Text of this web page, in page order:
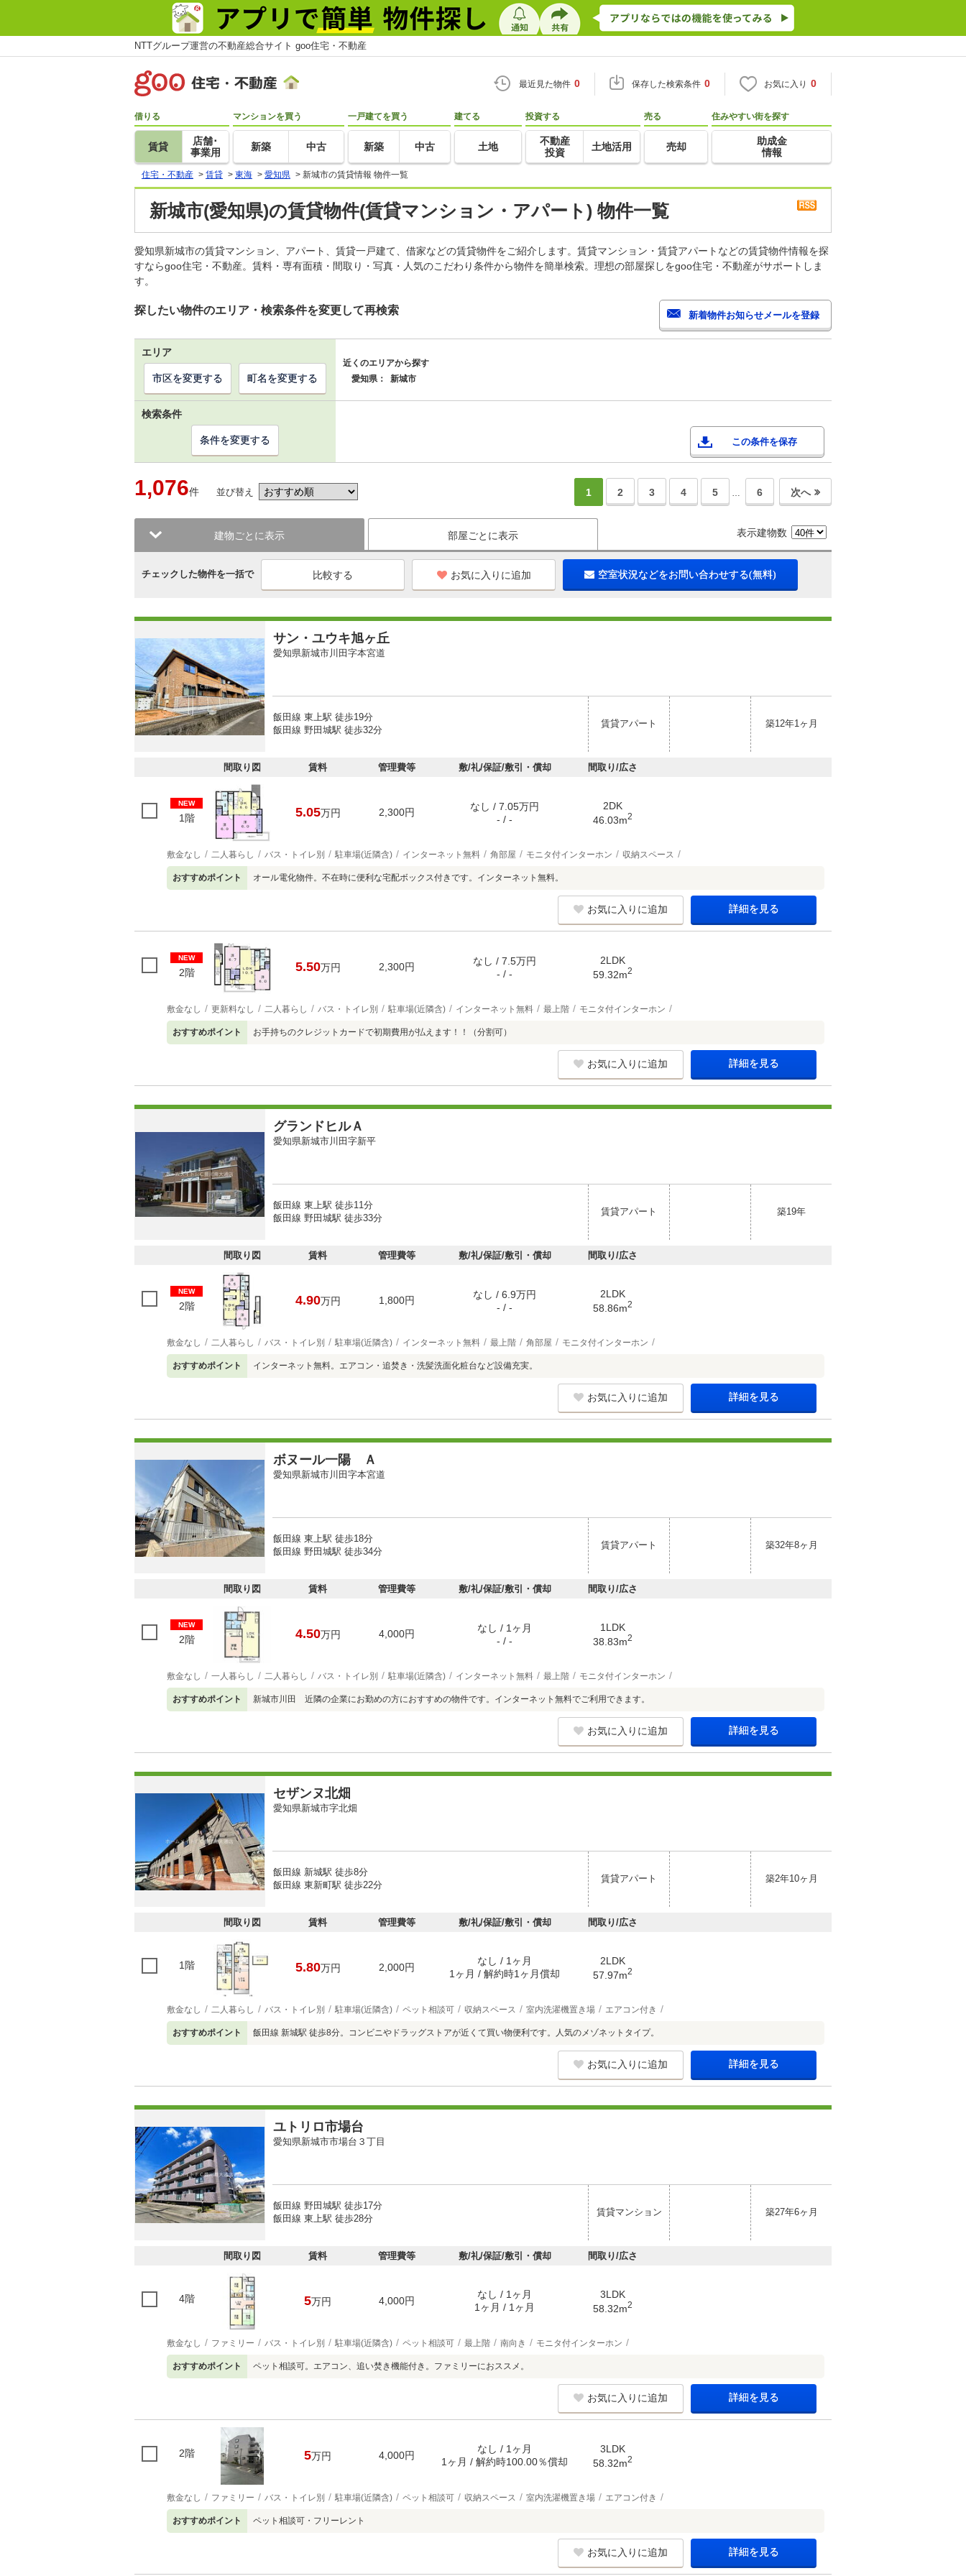
NTTグループ運営の不動産総合サイト goo住宅・不動産
最近見た物件 0 保存した検索条件 0 お気に入り 0
借りる
賃貸
店舗･
事業用
マンションを買う
新築 中古
一戸建てを買う
新築 中古
建てる
土地
投資する
不動産
投資
土地活用
売る
売却
住みやすい街を探す
助成金
情報
住宅・不動産 > 賃貸 > 東海 > 愛知県 > 新城市の賃貸情報 物件一覧
新城市(愛知県)の賃貸物件(賃貸マンション・アパート) 物件一覧
愛知県新城市の賃貸マンション、アパート、賃貸一戸建て、借家などの賃貸物件をご紹介します。賃貸マンション・賃貸アパートなどの賃貸物件情報を探
すならgoo住宅・不動産。賃料・専有面積・間取り・写真・人気のこだわり条件から物件を簡単検索。理想の部屋探しをgoo住宅・不動産がサポートしま
す。
探したい物件のエリア・検索条件を変更して再検索
エリア
近くのエリアから探す
愛知県：
新城市
市区を変更する 町名を変更する
検索条件
この条件を保存
条件を変更する
1,076件 並び替え 1 2 3 4 5 … 6 次へ
建物ごとに表示 部屋ごとに表示 表示建物数
チェックした物件を一括で お気に入りに追加 空室状況などをお問い合わせする(無料)
サン・ユウキ旭ヶ丘
愛知県新城市川田字本宮道
飯田線 東上駅 徒歩19分
飯田線 野田城駅 徒歩32分
賃貸アパート 築12年1ヶ月
間取り図 賃料 管理費等 敷/礼/保証/敷引・償却 間取り/広さ
NEW
1階 5.05万円 2,300円
なし / 7.05万円
- / -
2DK
46.03m2
敷金なし 二人暮らし バス・トイレ別 駐車場(近隣含) インターネット無料 角部屋 モニタ付インターホン 収納スペース
おすすめポイント オール電化物件。不在時に便利な宅配ボックス付きです。インターネット無料。
お気に入りに追加 詳細を見る
NEW
2階 5.50万円 2,300円
なし / 7.5万円
- / -
2LDK
59.32m2
敷金なし 更新料なし 二人暮らし バス・トイレ別 駐車場(近隣含) インターネット無料 最上階 モニタ付インターホン
おすすめポイント お手持ちのクレジットカードで初期費用が払えます！！（分割可）
お気に入りに追加 詳細を見る
グランドヒルＡ
愛知県新城市川田字新平
飯田線 東上駅 徒歩11分
飯田線 野田城駅 徒歩33分
賃貸アパート 築19年
間取り図 賃料 管理費等 敷/礼/保証/敷引・償却 間取り/広さ
NEW
2階 4.90万円 1,800円
なし / 6.9万円
- / -
2LDK
58.86m2
敷金なし 二人暮らし バス・トイレ別 駐車場(近隣含) インターネット無料 最上階 角部屋 モニタ付インターホン
おすすめポイント インターネット無料。エアコン・追焚き・洗髪洗面化粧台など設備充実。
お気に入りに追加 詳細を見る
ボヌール一陽 Ａ
愛知県新城市川田字本宮道
飯田線 東上駅 徒歩18分
飯田線 野田城駅 徒歩34分
賃貸アパート 築32年8ヶ月
間取り図 賃料 管理費等 敷/礼/保証/敷引・償却 間取り/広さ
NEW
2階 4.50万円 4,000円
なし / 1ヶ月
- / -
1LDK
38.83m2
敷金なし 一人暮らし 二人暮らし バス・トイレ別 駐車場(近隣含) インターネット無料 最上階 モニタ付インターホン
おすすめポイント 新城市川田 近隣の企業にお勤めの方におすすめの物件です。インターネット無料でご利用できます。
お気に入りに追加 詳細を見る
セザンヌ北畑
愛知県新城市字北畑
飯田線 新城駅 徒歩8分
飯田線 東新町駅 徒歩22分
賃貸アパート 築2年10ヶ月
間取り図 賃料 管理費等 敷/礼/保証/敷引・償却 間取り/広さ
1階 5.80万円 2,000円
なし / 1ヶ月
1ヶ月 / 解約時1ヶ月償却
2LDK
57.97m2
敷金なし 二人暮らし バス・トイレ別 駐車場(近隣含) ペット相談可 収納スペース 室内洗濯機置き場 エアコン付き
おすすめポイント 飯田線 新城駅 徒歩8分。コンビニやドラッグストアが近くて買い物便利です。人気のメゾネットタイプ。
お気に入りに追加 詳細を見る
ユトリロ市場台
愛知県新城市市場台３丁目
飯田線 野田城駅 徒歩17分
飯田線 東上駅 徒歩28分
賃貸マンション 築27年6ヶ月
間取り図 賃料 管理費等 敷/礼/保証/敷引・償却 間取り/広さ
4階 5万円 4,000円
なし / 1ヶ月
1ヶ月 / 1ヶ月
3LDK
58.32m2
敷金なし ファミリー バス・トイレ別 駐車場(近隣含) ペット相談可 最上階 南向き モニタ付インターホン
おすすめポイント ペット相談可。エアコン、追い焚き機能付き。ファミリーにおススメ。
お気に入りに追加 詳細を見る
2階 5万円 4,000円
なし / 1ヶ月
1ヶ月 / 解約時100.00％償却
3LDK
58.32m2
敷金なし ファミリー バス・トイレ別 駐車場(近隣含) ペット相談可 収納スペース 室内洗濯機置き場 エアコン付き
おすすめポイント ペット相談可・フリーレント
お気に入りに追加 詳細を見る